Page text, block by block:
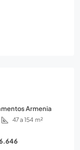
Armenia
47 a 154 m²